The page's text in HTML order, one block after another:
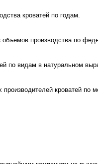
кроватей по годам.
производства по
по видам в натуральном
кроватей по